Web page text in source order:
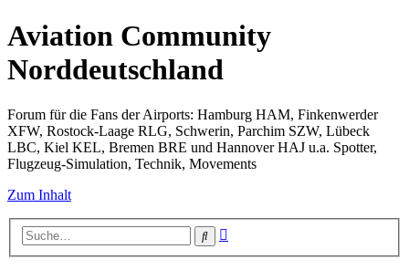
Aviation Community
Norddeutschland
Forum für die Fans der Airports: Hamburg HAM, Finkenwerder
XFW, Rostock-Laage RLG, Schwerin, Parchim SZW, Lübeck
LBC, Kiel KEL, Bremen BRE und Hannover HAJ u.a. Spotter,
Flugzeug-Simulation, Technik, Movements
Zum Inhalt
Suche